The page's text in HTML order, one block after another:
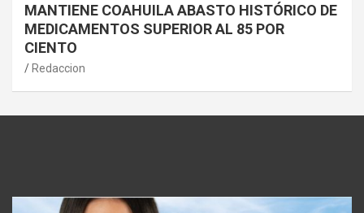
MANTIENE COAHUILA ABASTO HISTÓRICO DE
MEDICAMENTOS SUPERIOR AL 85 POR
CIENTO
Redaccion